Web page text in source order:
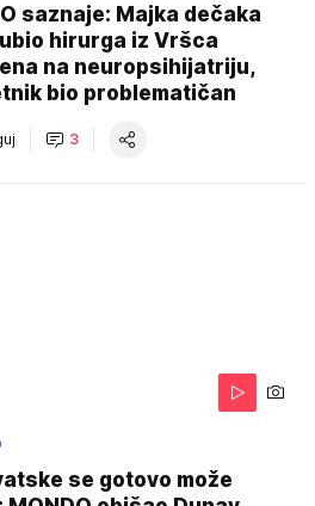
saznaje: Majka dečaka
hirurga iz Vršca
na neuropsihijatriju,
bio problematičan
3
se gotovo može